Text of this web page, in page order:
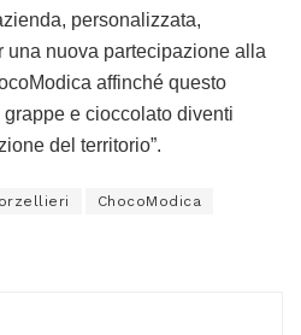
personalizzata,
una nuova partecipazione alla
affinché questo
e cioccolato diventi
del territorio”.
ChocoModica